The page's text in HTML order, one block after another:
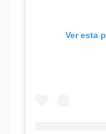
Ver esta